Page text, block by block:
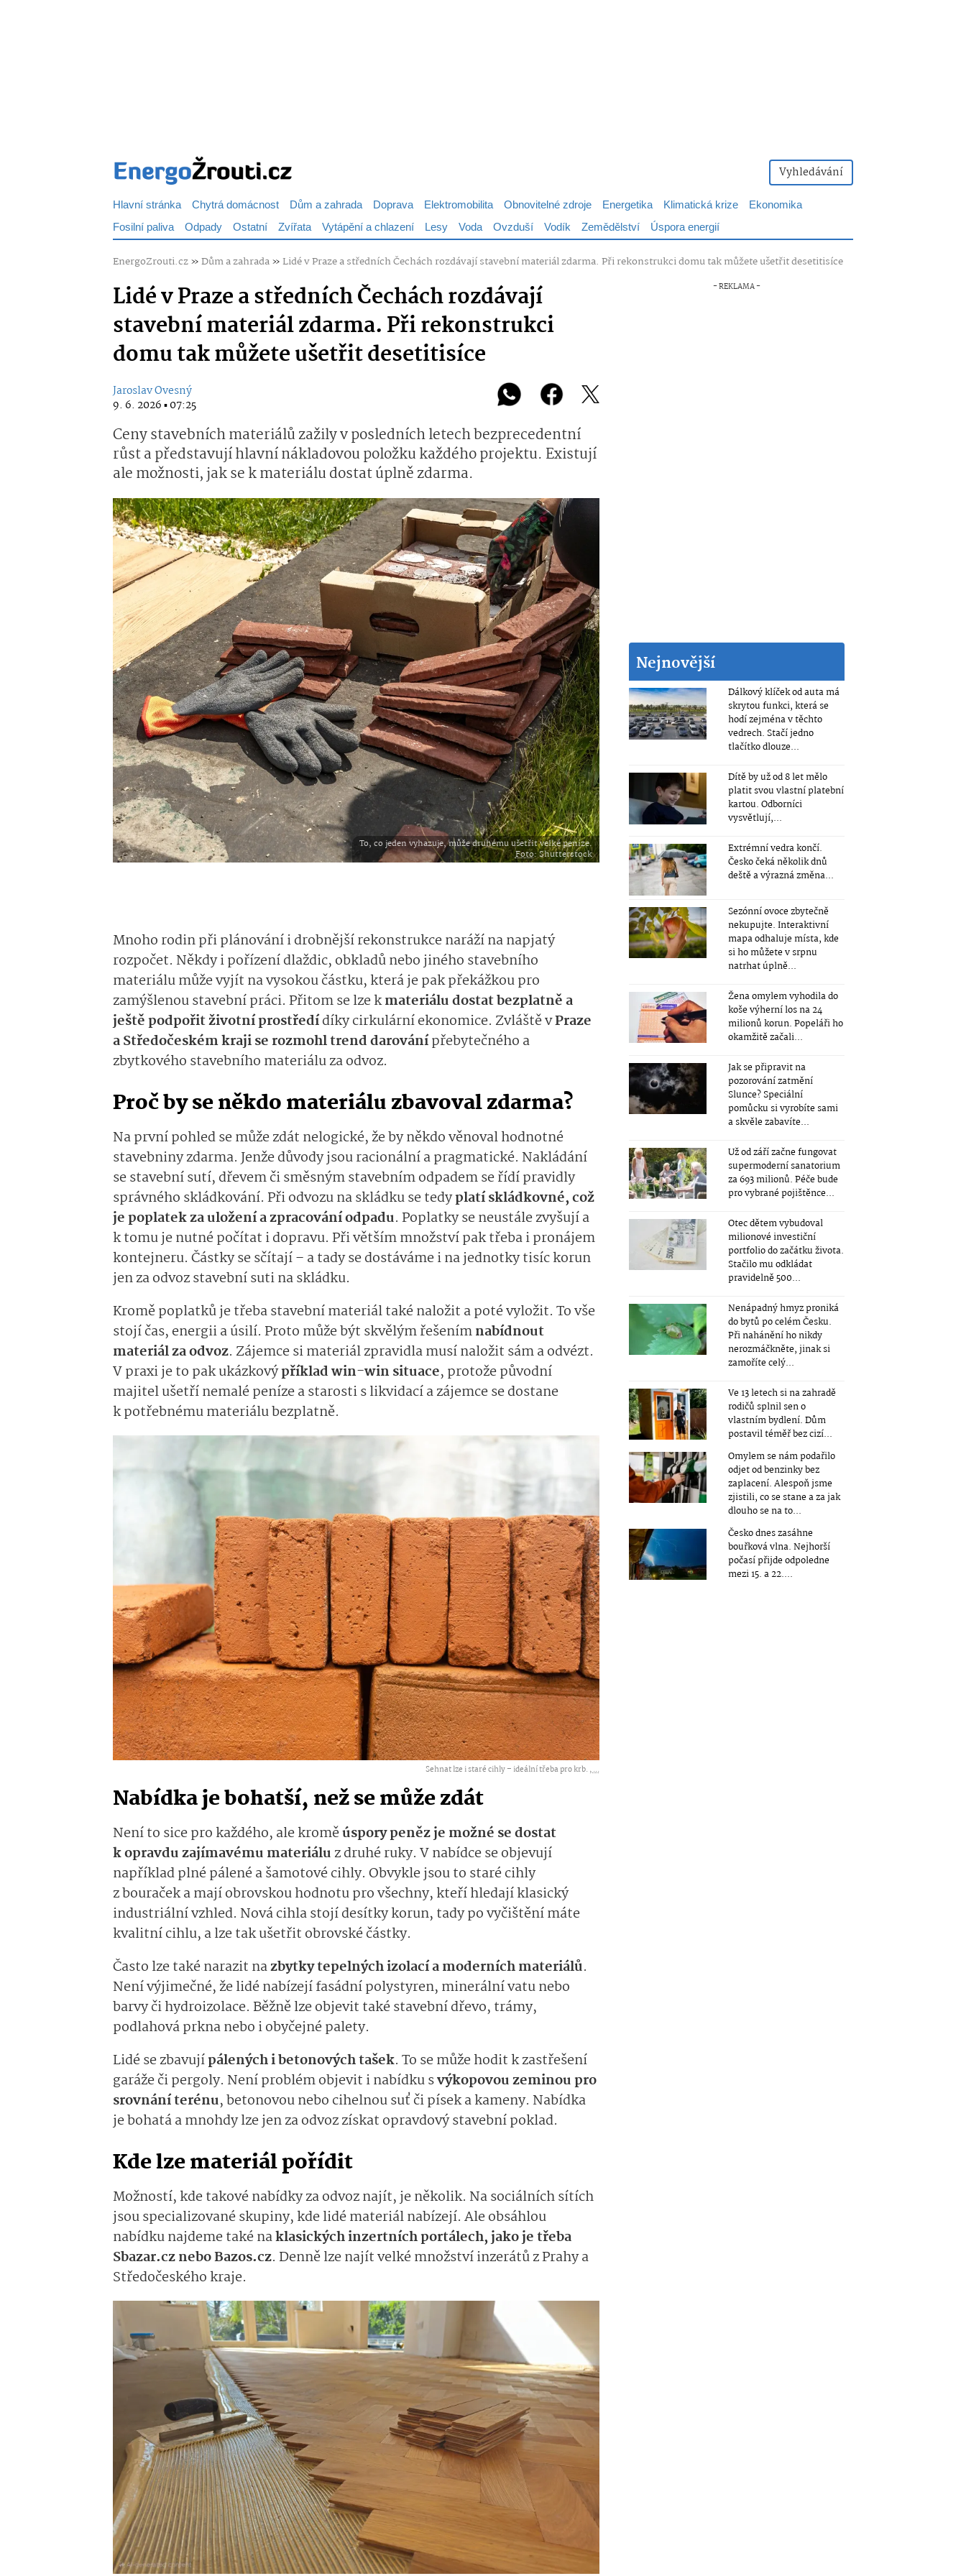
Vyhledávání
Hlavní stránka Chytrá domácnost Dům a zahrada Doprava Elektromobilita Obnovitelné zdroje Energetika Klimatická krize
Ekonomika
Fosilní paliva Odpady Ostatní Zvířata Vytápění a chlazení Lesy Voda Ovzduší Vodík Zemědělství Úspora energií
EnergoZrouti.cz»Dům a zahrada»Lidé v Praze a středních Čechách rozdávají stavební materiál zdarma. Při rekonstrukci domu tak můžete ušetřit desetitisíce
Lidé v Praze a středních Čechách rozdávají
stavební materiál zdarma. Při rekonstrukci
domu tak můžete ušetřit desetitisíce
Jaroslav Ovesný
9. 6. 2026 ▪ 07:25
Ceny stavebních materiálů zažily v posledních letech bezprecedentní
růst a představují hlavní nákladovou položku každého projektu. Existují
ale možnosti, jak se k materiálu dostat úplně zdarma.
To, co jeden vyhazuje, může druhému ušetřit velké peníze.
Foto: Shutterstock
Mnoho rodin při plánování i drobnější rekonstrukce naráží na napjatý
rozpočet. Někdy i pořízení dlaždic, obkladů nebo jiného stavebního
materiálu může vyjít na vysokou částku, která je pak překážkou pro
zamýšlenou stavební práci. Přitom se lze kmateriálu dostat bezplatně a
ještě podpořit životní prostředídíky cirkulární ekonomice. Zvláště vPraze
a Středočeském kraji se rozmohl trend darovánípřebytečného a
zbytkového stavebního materiálu za odvoz.
Proč by se někdo materiálu zbavoval zdarma?
Na první pohled se může zdát nelogické, že by někdo věnoval hodnotné
stavebniny zdarma. Jenže důvody jsou racionální a pragmatické. Nakládání
se stavební sutí, dřevem či směsným stavebním odpadem se řídí pravidly
správného skládkování. Při odvozu na skládku se tedyplatí skládkovné, což
je poplatek za uložení a zpracování odpadu. Poplatky se neustále zvyšují a
k tomu je nutné počítat i dopravu. Při větším množství pak třeba i pronájem
kontejneru. Částky se sčítají – a tady se dostáváme i na jednotky tisíc korun
jen za odvoz stavební suti na skládku.
Kromě poplatků je třeba stavební materiál také naložit a poté vyložit. To vše
stojí čas, energii a úsilí. Proto může být skvělým řešenímnabídnout
materiál za odvoz. Zájemce si materiál zpravidla musí naložit sám a odvézt.
V praxi je to pak ukázkovýpříklad win-win situace, protože původní
majitel ušetří nemalé peníze a starosti s likvidací a zájemce se dostane
k potřebnému materiálu bezplatně.
Sehnat lze i staré cihly – ideální třeba pro krb. ,...
Nabídka je bohatší, než se může zdát
Není to sice pro každého, ale kroměúspory peněz je možné se dostat
k opravdu zajímavému materiálu z druhé ruky. V nabídce se objevují
například plné pálené a šamotové cihly. Obvykle jsou to staré cihly
z bouraček a mají obrovskou hodnotu pro všechny, kteří hledají klasický
industriální vzhled. Nová cihla stojí desítky korun, tady po vyčištění máte
kvalitní cihlu, a lze tak ušetřit obrovské částky.
Často lze také narazit nazbytky tepelných izolací a moderních materiálů.
Není výjimečné, že lidé nabízejí fasádní polystyren, minerální vatu nebo
barvy či hydroizolace. Běžně lze objevit také stavební dřevo, trámy,
podlahová prkna nebo i obyčejné palety.
Lidé se zbavujípálených i betonových tašek. To se může hodit k zastřešení
garáže či pergoly. Není problém objevit i nabídku svýkopovou zeminou pro
srovnání terénu, betonovou nebo cihelnou suť či písek a kameny. Nabídka
je bohatá a mnohdy lze jen za odvoz získat opravdový stavební poklad.
Kde lze materiál pořídit
Možností, kde takové nabídky za odvoz najít, je několik. Na sociálních sítích
jsou specializované skupiny, kde lidé materiál nabízejí. Ale obsáhlou
nabídku najdeme také naklasických inzertních portálech, jako je třeba
Sbazar.cz nebo Bazos.cz. Denně lze najít velké množství inzerátů z Prahy a
Středočeského kra­je.
Nejnovější
Dálkový klíček od auta má
skrytou funkci, která se
hodí zejména v těchto
vedrech. Stačí jedno
tlačítko dlouze...
Dítě by už od 8 let mělo
platit svou vlastní platební
kartou. Odborníci
vysvětlují,...
Extrémní vedra končí.
Česko čeká několik dnů
deště a výrazná změna...
Sezónní ovoce zbytečně
nekupujte. Interaktivní
mapa odhaluje místa, kde
si ho můžete v srpnu
natrhat úplně...
Žena omylem vyhodila do
koše výherní los na 24
milionů korun. Popeláři ho
okamžitě začali...
Jak se připravit na
pozorování zatmění
Slunce? Speciální
pomůcku si vyrobíte sami
a skvěle zabavíte...
Už od září začne fungovat
supermoderní sanatorium
za 693 milionů. Péče bude
pro vybrané pojištěnce...
Otec dětem vybudoval
milionové investiční
portfolio do začátku života.
Stačilo mu odkládat
pravidelně 500...
Nenápadný hmyz proniká
do bytů po celém Česku.
Při nahánění ho nikdy
nerozmáčkněte, jinak si
zamoříte celý...
Ve 13 letech si na zahradě
rodičů splnil sen o
vlastním bydlení. Dům
postavil téměř bez cizí...
Omylem se nám podařilo
odjet od benzinky bez
zaplacení. Alespoň jsme
zjistili, co se stane a za jak
dlouho se na to...
Česko dnes zasáhne
bouřková vlna. Nejhorší
počasí přijde odpoledne
mezi 15. a 22....